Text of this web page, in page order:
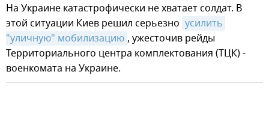
На Украине катастрофически не хватает солдат. В
этой ситуации Киев решил серьезно усилить
"уличную" мобилизацию , ужесточив рейды
Территориального центра комплектования (ТЦК) -
военкомата на Украине.